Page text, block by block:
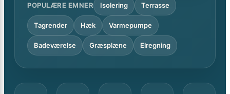
POPULÆRE EMNER Isolering Terrasse
Tagrender Hæk Varmepumpe
Badeværelse Græsplæne Elregning